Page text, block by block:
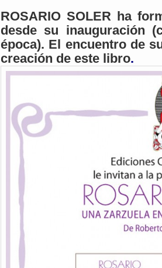
ROSARIO SOLER ha
desde su inauguración
época). El encuentro de
creación de este libro.